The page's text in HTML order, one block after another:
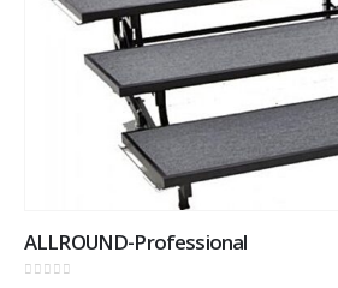
ALLROUND-Professional